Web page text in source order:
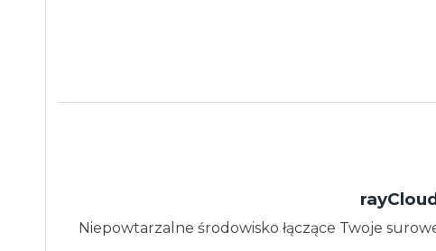
Niepowtarzalne środowisko łączące Twoje